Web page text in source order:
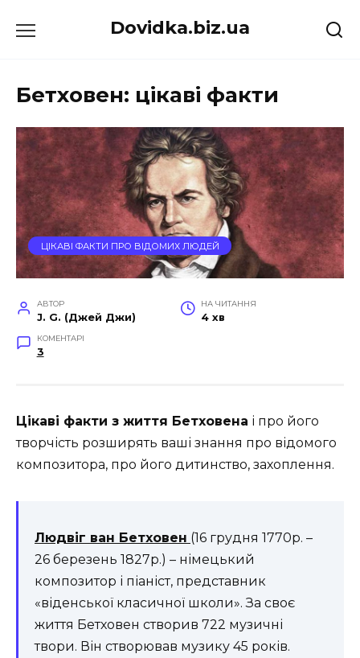
до
Dovidka.biz.ua
Бетховен: цікаві факти
ЦІКАВІ ФАКТИ ПРО ВІДОМИХ ЛЮДЕЙ
АВТОР
J. G. (Джей Джи)
НА ЧИТАННЯ
4 хв
КОМЕНТАРІ
3
Цікаві факти з життя Бетховена і про його
творчість розширять ваші знання про відомого
композитора, про його дитинство, захоплення.
Людвіг ван Бетховен (16 грудня 1770р. –
26 березень 1827р.) – німецький
композитор і піаніст, представник
«віденської класичної школи». За своє
життя Бетховен створив 722 музичні
твори. Він створював музику 45 років.